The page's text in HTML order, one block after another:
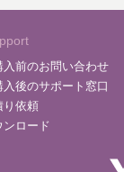
入前のお問い合わせ
入後のサポート窓口
り依頼
ンロード